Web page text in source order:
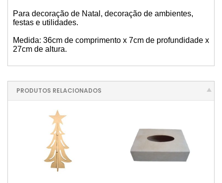
70 CAIXAS SAPATO 5X5X5CM
100 CAIXAS SAPATO 7X7X5CM
50 CAIXAS SAPATO 10X10X5CM
70 CAIXAS SAPATO 10X10X5CM
Para decoração de Natal, decoração de ambientes,
festas e utilidades.
Medida: 36cm de comprimento x 7cm de profundidade x
27cm de altura.
PRODUTOS RELACIONADOS